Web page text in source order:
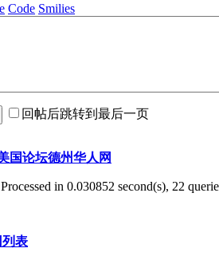
Code Smilies
回帖后跳转到最后一页
国论坛德州华人网
in 0.030852 second(s), 22
表